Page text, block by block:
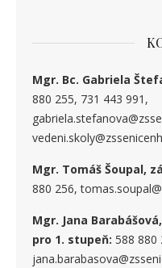
Mgr. Bc. Gabriela
880 255, 731 443 991,
Mgr. Tomáš Šoupal,
880 256,
Mgr. Jana
pro 1. stupeň: 588 880